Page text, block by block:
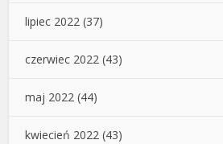
lipiec 2022 (37)
czerwiec 2022 (43)
maj 2022 (44)
kwiecień 2022 (43)